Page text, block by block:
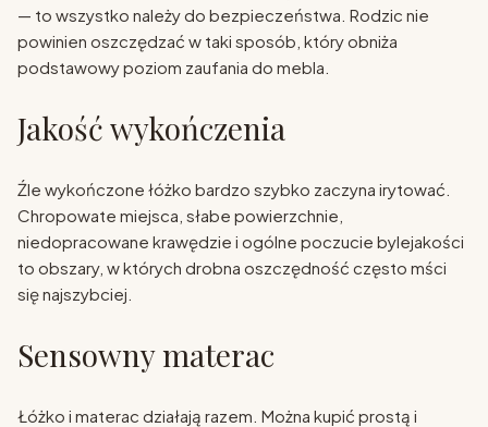
— to wszystko należy do bezpieczeństwa. Rodzic nie
powinien oszczędzać w taki sposób, który obniża
podstawowy poziom zaufania do mebla.
Jakość wykończenia
Źle wykończone łóżko bardzo szybko zaczyna irytować.
Chropowate miejsca, słabe powierzchnie,
niedopracowane krawędzie i ogólne poczucie bylejakości
to obszary, w których drobna oszczędność często mści
się najszybciej.
Sensowny materac
Łóżko i materac działają razem. Można kupić prostą i